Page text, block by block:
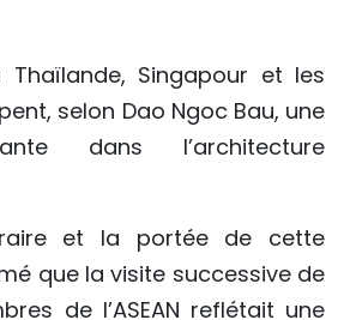
Singapour et les
selon Dao Ngoc Bau, une
dans l’architecture
et la portée de cette
que la visite successive de
de l’ASEAN reflétait une